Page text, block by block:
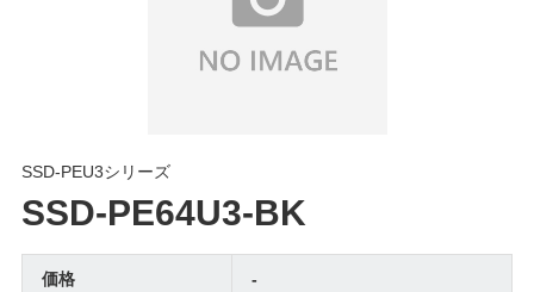
SSD-PEU3シリーズ
SSD-PE64U3-BK
価格
-